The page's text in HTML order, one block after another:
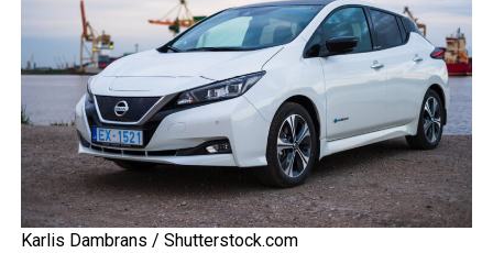
Karlis Dambrans / Shutterstock.com